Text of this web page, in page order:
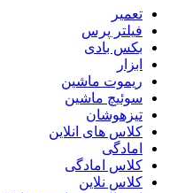
تعمیر
فیلتر پرس
بکس بادی
ابزار
ریموت ماشین
سوئیچ ماشین
تیزهوشان
کلاس های انلاین
امادگی
کلاس امادگی
کلاس نلاین